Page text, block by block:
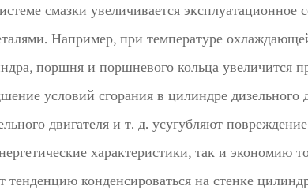
смазки увеличивается эксплуатационное
Например, при температуре
поршня и поршневого кольца увеличится
условий сгорания в цилиндре дизельного
двигателя и т. д. усугубляют
характеристики, так и экономию
конденсироваться на стенке